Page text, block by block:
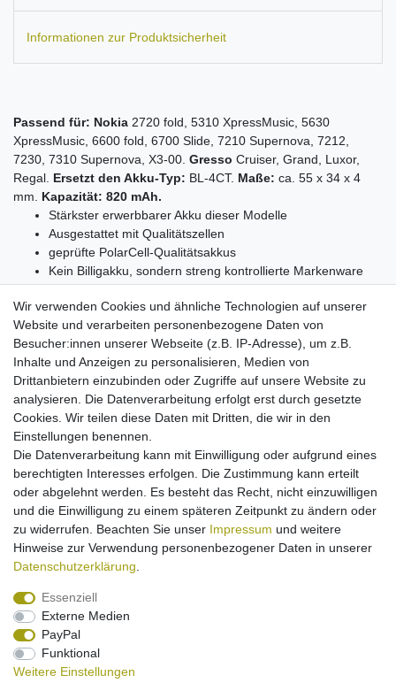
Informationen zur Produktsicherheit
Passend für: Nokia 2720 fold, 5310 XpressMusic, 5630
XpressMusic, 6600 fold, 6700 Slide, 7210 Supernova, 7212,
7230, 7310 Supernova, X3-00. Gresso Cruiser, Grand, Luxor,
Regal. Ersetzt den Akku-Typ: BL-4CT. Maße: ca. 55 x 34 x 4
mm. Kapazität: 820 mAh.
Stärkster erwerbbarer Akku dieser Modelle
Ausgestattet mit Qualitätszellen
geprüfte PolarCell-Qualitätsakkus
Kein Billigakku, sondern streng kontrollierte Markenware
nach allen EU-Normen
Überlade-, Hitze- und Kurzschlussschutz
Ladbar mit Originalnetzteil
High-End Li-Ion Technologie: hohe Kapazität ohne
Memory-Effekt
Könnte Sie interessieren:
Akku Li-Ion für Nokia 2720 6600 fold - 5310 5630
XpressMusic - 6700 Slide - 7210 7310 Supernova
(ersetzt BL-4CT)
11,95 € *
In den Warenkorb
Impressum Daten­schutz­erklärung
Wir verwenden Cookies und ähnliche Technologien auf unserer
Website und verarbeiten personenbezogene Daten von
Besucher:innen unserer Webseite (z.B. IP-Adresse), um z.B.
Inhalte und Anzeigen zu personalisieren, Medien von
Drittanbietern einzubinden oder Zugriffe auf unsere Website zu
analysieren. Die Datenverarbeitung erfolgt erst durch gesetzte
Cookies. Wir teilen diese Daten mit Dritten, die wir in den
Einstellungen benennen.
Die Datenverarbeitung kann mit Einwilligung oder aufgrund eines
berechtigten Interesses erfolgen. Die Zustimmung kann erteilt
oder abgelehnt werden. Es besteht das Recht, nicht einzuwilligen
und die Einwilligung zu einem späteren Zeitpunkt zu ändern oder
zu widerrufen. Beachten Sie unser Impressum und weitere
Hinweise zur Verwendung personenbezogener Daten in unserer
Daten­schutz­erklärung
Essenziell
Externe Medien
PayPal
Funktional
Weitere Einstellungen